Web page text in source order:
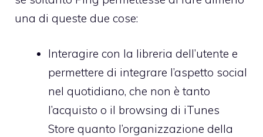
una di queste due cose:
Interagire con la libreria dell’utente e
permettere di integrare l’aspetto social
nel quotidiano, che non è tanto
l’acquisto o il browsing di iTunes
Store quanto l’organizzazione della